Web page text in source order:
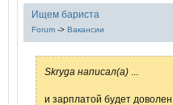
Ищем бариста
Forum -> Вакансии
Skryga написал(а)
и зарплатой будет доволен.